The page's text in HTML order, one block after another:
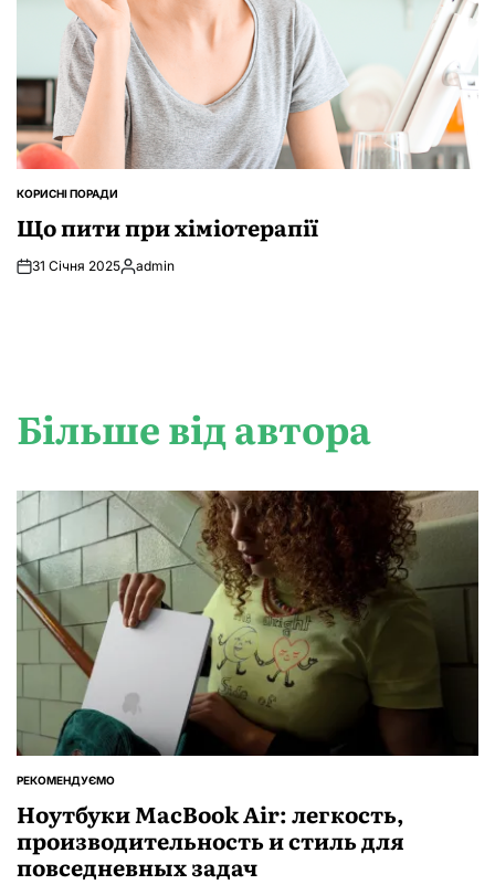
ОПУБЛІКУВАТИ
КОРИСНІ ПОРАДИ
Що пити при хіміотерапії
31 Січня 2025Опубліковано
admin
Більше від автора
ОПУБЛІКУВАТИ
РЕКОМЕНДУЄМО
Ноутбуки MacBook Air: легкость,
производительность и стиль для
повседневных задач